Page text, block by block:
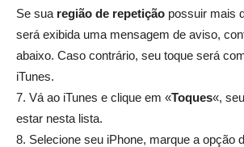
Se sua região de repetição possuir mais
será exibida uma mensagem de aviso,
abaixo. Caso contrário, seu toque será
iTunes.
7. Vá ao iTunes e clique em «Toques«,
estar nesta lista.
8. Selecione seu iPhone, marque a opção